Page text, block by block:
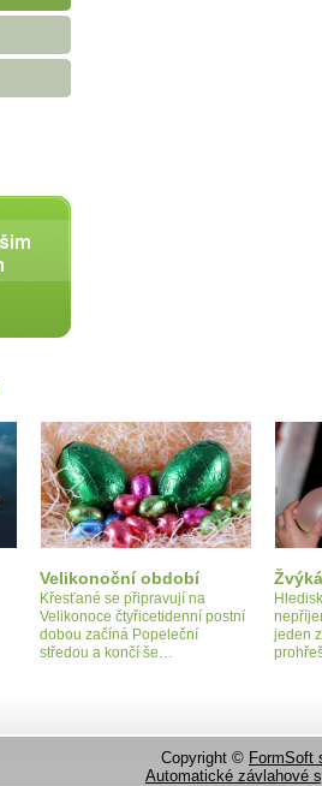
Velikonoční období
Křesťané se připravují na
Velikonoce čtyřicetidenní postní
dobou začíná Popeleční
středou a končí še…
jeden
Copyright © FormSoft
Automatické závlahové